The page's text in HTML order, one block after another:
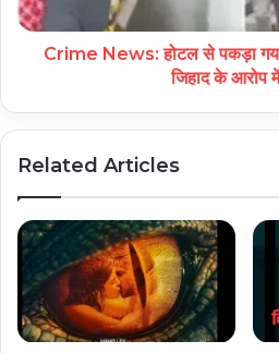
Crime News: होटल से पकड़ा
जिहाद के आरोप
Related Articles